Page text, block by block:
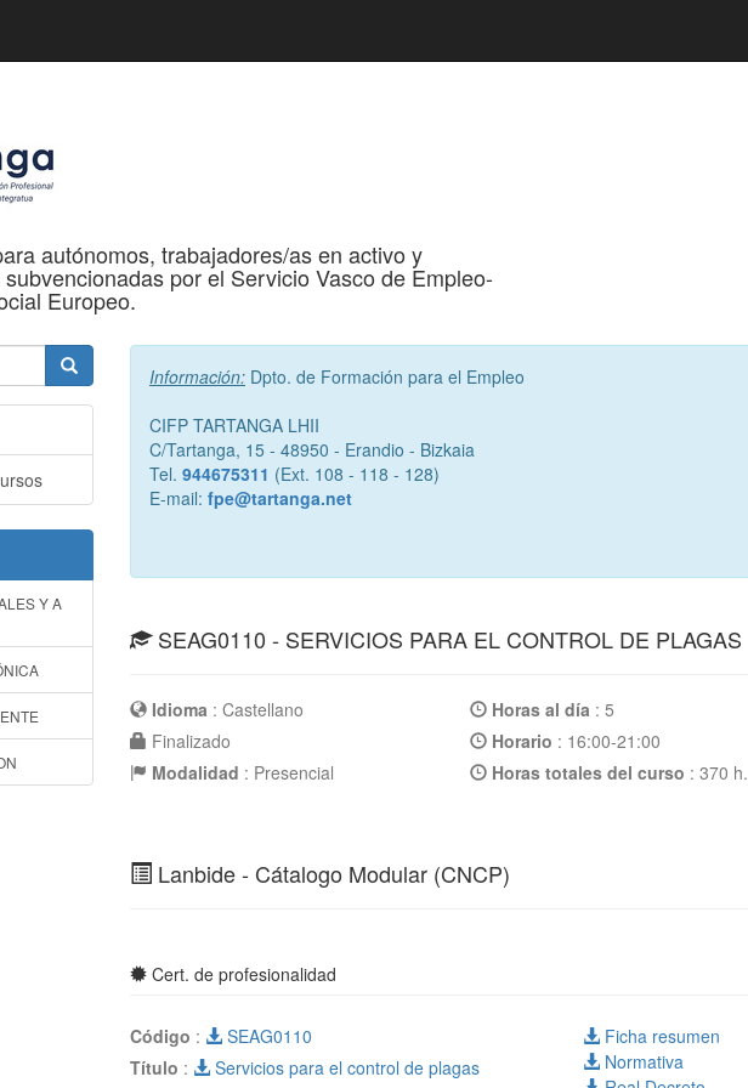
autónomos, trabajadores/as en activo y
por el Servicio Vasco de Empleo-
Europeo.
Y A
Información: Dpto. de Formación para el Empleo
CIFP TARTANGA LHII
C/Tartanga, 15 - 48950 - Erandio - Bizkaia
Tel. 944675311 (Ext. 108 - 118 - 128)
E-mail: fpe@tartanga.net
SEAG0110 - SERVICIOS PARA EL CONTROL DE PLAGAS
Idioma : Castellano
Finalizado
Modalidad : Presencial
Horas al día : 5
Horario : 16:00-21:00
Horas totales del curso : 370 h.
Lanbide - Cátalogo Modular (CNCP)
Cert. de profesionalidad
Código :
SEAG0110
Título :
Servicios para el control de plagas
Ficha resumen
Normativa